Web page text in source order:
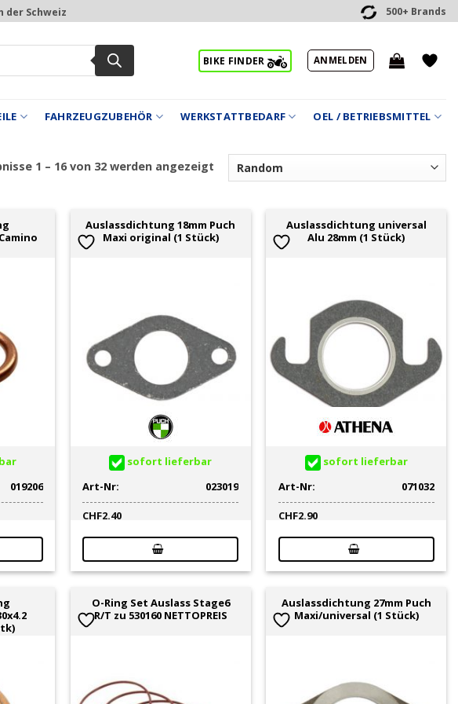
der Schweiz 500+ Brands
BIKE FINDER ANMELDEN
FAHRZEUGZUBEHÖR WERKSTATTBEDARF OEL / BETRIEBSMITTEL
1 – 16 von 32 werden angezeigt
019206
Auslassdichtung 18mm Puch
Maxi original (1 Stück)
sofort lieferbar
Art-Nr:
023019
CHF2.40
Auslassdichtung universal
Alu 28mm (1 Stück)
sofort lieferbar
Art-Nr:
071032
CHF2.90
O-Ring Set Auslass Stage6
R/T zu 530160 NETTOPREIS
Auslassdichtung 27mm Puch
Maxi/universal (1 Stück)